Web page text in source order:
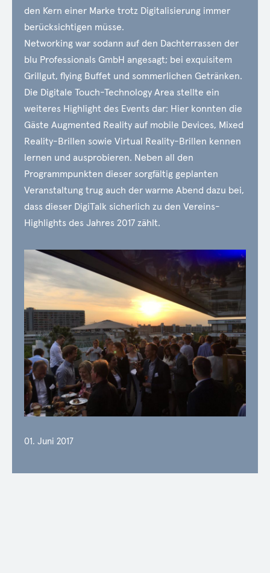
den Kern einer Marke trotz Digitalisierung immer
berücksichtigen müsse.
Networking war sodann auf den Dachterrassen der
blu Professionals GmbH angesagt; bei exquisitem
Grillgut, flying Buffet und sommerlichen Getränken.
Die Digitale Touch-Technology Area stellte ein
weiteres Highlight des Events dar: Hier konnten die
Gäste Augmented Reality auf mobile Devices, Mixed
Reality-Brillen sowie Virtual Reality-Brillen kennen
lernen und ausprobieren. Neben all den
Programmpunkten dieser sorgfältig geplanten
Veranstaltung trug auch der warme Abend dazu bei,
dass dieser DigiTalk sicherlich zu den Vereins-
Highlights des Jahres 2017 zählt.
01. Juni 2017